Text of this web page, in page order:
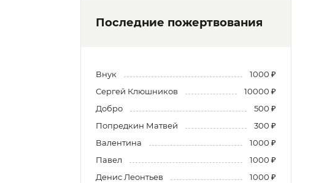
Последние пожертвования
Внук
1000 ₽
Сергей Клюшников
10000 ₽
Добро
500 ₽
Попредкин Матвей
300 ₽
Валентина
1000 ₽
Павел
1000 ₽
Денис Леонтьев
1000 ₽